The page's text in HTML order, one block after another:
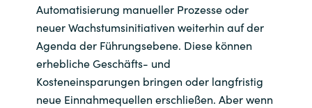
Oman
Philippines
Automatisierung manueller Prozesse oder
neuer Wachstumsinitiativen weiterhin auf der
Agenda der Führungsebene. Diese können
erhebliche Geschäfts- und
Kosteneinsparungen bringen oder langfristig
neue Einnahmequellen erschließen. Aber wenn